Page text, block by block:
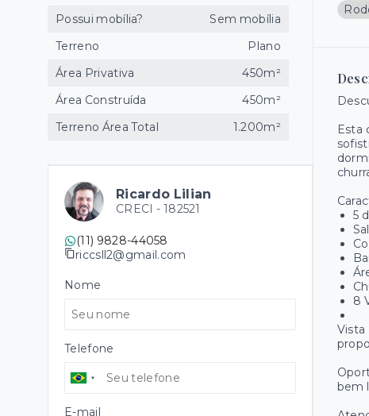
Esta
5
8
Vista
bem
Possui mobília?
Sem mobília
Terreno
Plano
Área Privativa
450m²
Área Construída
450m²
Terreno Área Total
1.200m²
Ricardo Lilian
CRECI - 182521
(11) 9828-44058
riccsll2@gmail.com
Nome
Telefone
E-mail